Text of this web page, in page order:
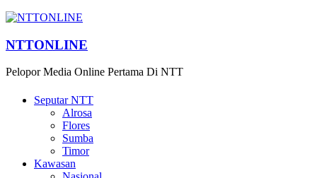
NTTONLINE
Pelopor Media Online Pertama Di NTT
Seputar NTT
Alrosa
Flores
Sumba
Timor
Kawasan